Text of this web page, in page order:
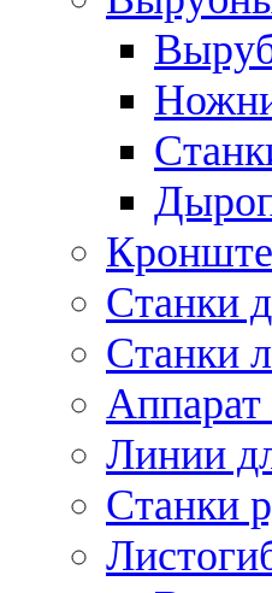
Станки
Станки
Аппарат
Линии
Станки